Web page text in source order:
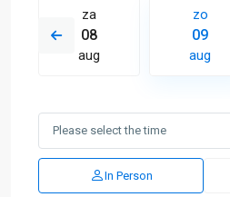
za
08
aug
zo
09
aug
In Person